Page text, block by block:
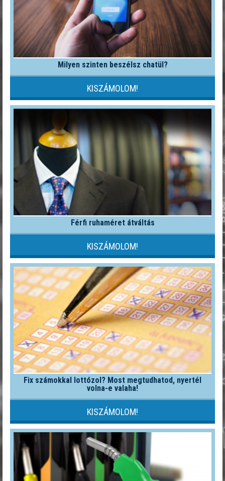
Milyen szinten beszélsz chatül?
KISZÁMOLOM!
Férfi ruhaméret átváltás
KISZÁMOLOM!
Fix számokkal lottózol? Most megtudhatod, nyertél
volna-e valaha!
KISZÁMOLOM!